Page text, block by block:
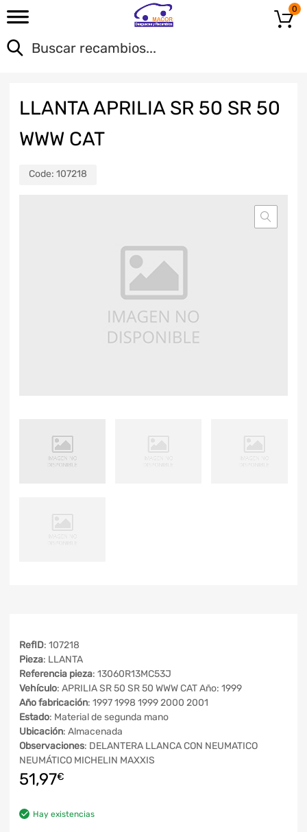
0
LLANTA APRILIA SR 50 SR 50
WWW CAT
Code: 107218
RefID: 107218
Pieza: LLANTA
Referencia pieza: 13060R13MC53J
Vehículo: APRILIA SR 50 SR 50 WWW CAT Año: 1999
Año fabricación: 1997 1998 1999 2000 2001
Estado: Material de segunda mano
Ubicación: Almacenada
Observaciones: DELANTERA LLANCA CON NEUMATICO
NEUMÁTICO MICHELIN MAXXIS
51,97€
Hay existencias